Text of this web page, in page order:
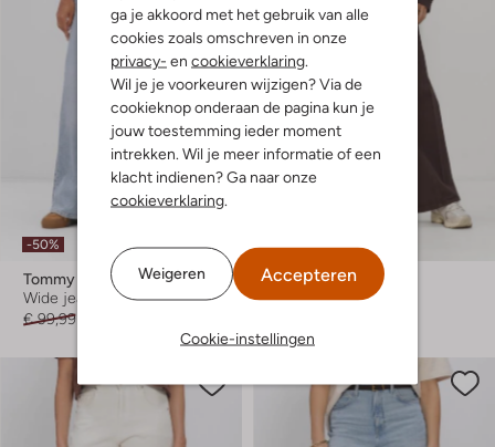
ga je akkoord met het gebruik van alle
cookies zoals omschreven in onze
privacy- en cookieverklaring
Wil je je voorkeuren wijzigen? Via de
cookieknop onderaan de pagina kun je
jouw toestemming ieder moment
intrekken. Wil je meer informatie of een
klacht indienen? Ga naar onze
cookieverklaring
Weigeren Accepteren
Cookie-instellingen
-50%
Tommy Jeans
Wide jeans
€ 99,99
Nieuw
Harper & Yve
Wide jeans